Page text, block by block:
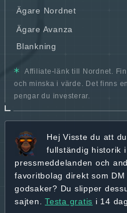
Ägare Nordnet
Ägare Avanza
Blankning
Affiliate-länk till Nordnet.
och minska i värde. Det finns
pengar du investerar.
Hej Visste du att
fullständig historik
pressmeddelanden och
favoritbolag direkt som
godsaker? Du slipper
sajten. Testa gratis i 14